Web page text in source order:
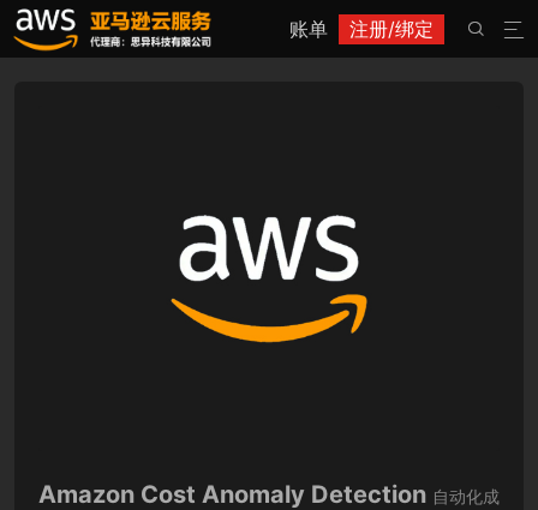
账单 注册/绑定 

Amazon Cost Anomaly Detection 自动化成